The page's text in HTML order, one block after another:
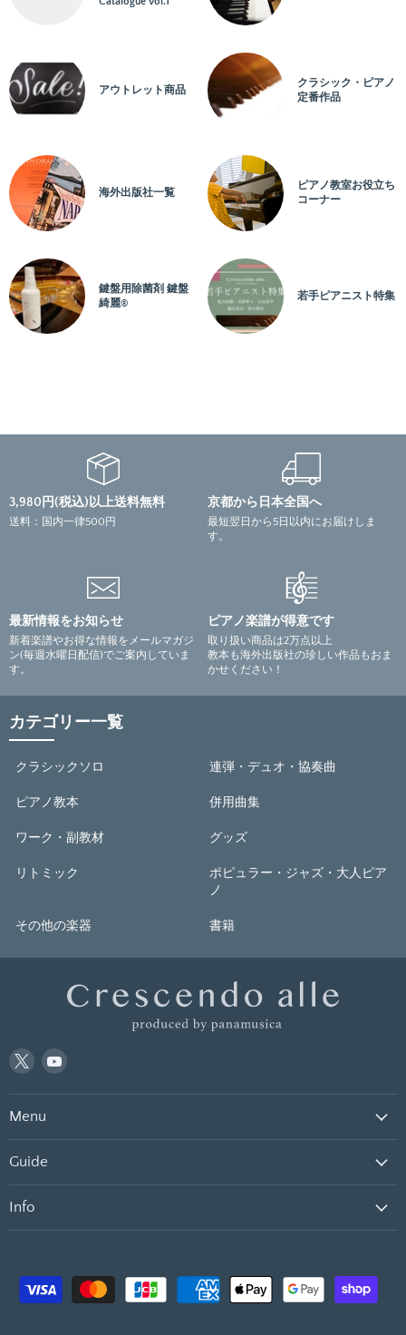
問い合わせる
アウトレット商品
クラシック・ピアノ
定番作品
海外出版社一覧
ピアノ教室お役立ち
コーナー
鍵盤用除菌剤 鍵盤
綺麗®
若手ピアニスト特集
3,980円(税込)以上送料無料
送料：国内一律500円
京都から日本全国へ
最短翌日から5日以内にお届けしま
す。
最新情報をお知らせ
新着楽譜やお得な情報をメールマガジ
ン(毎週水曜日配信)でご案内していま
す。
ピアノ楽譜が得意です
取り扱い商品は2万点以上
教本も海外出版社の珍しい作品もおま
かせください！
カテゴリー一覧
クラシックソロ 連弾・デュオ・協奏曲
ピアノ教本 併用曲集
ワーク・副教材 グッズ
リトミック
ポピュラー・ジャズ・大人ピア
ノ
その他の楽器 書籍
Twitter
見
つ
け
て
YouTube
見
け
Menu
Guide
Info